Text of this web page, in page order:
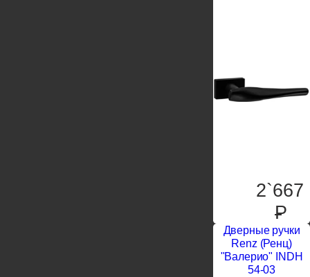
2`667
P
Дверные ручки
Renz (Ренц)
"Валерио" INDH
54-03